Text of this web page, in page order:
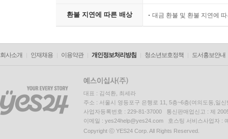
환불 지연에 따른 배상 대금 환불 및 환불 지연에
회사소개 인재채용 이용약관 개인정보처리방침 청소년보호정책 도서홍보안내
대표 : 김석환, 최세라
주소 : 서울시 영등포구 은행로 11, 5층~6층(여의도동,일신
사업자등록번호 : 229-81-37000 통신판매업신고 : 제
이메일 : yes24help@yes24.com 호스팅 서비스사업자 :
Copyright ⓒ YES24 Corp. All Rights Reserved.